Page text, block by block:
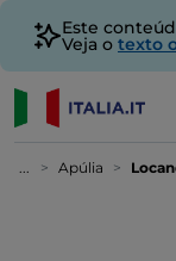
Este
Veja o texto
... Apúlia